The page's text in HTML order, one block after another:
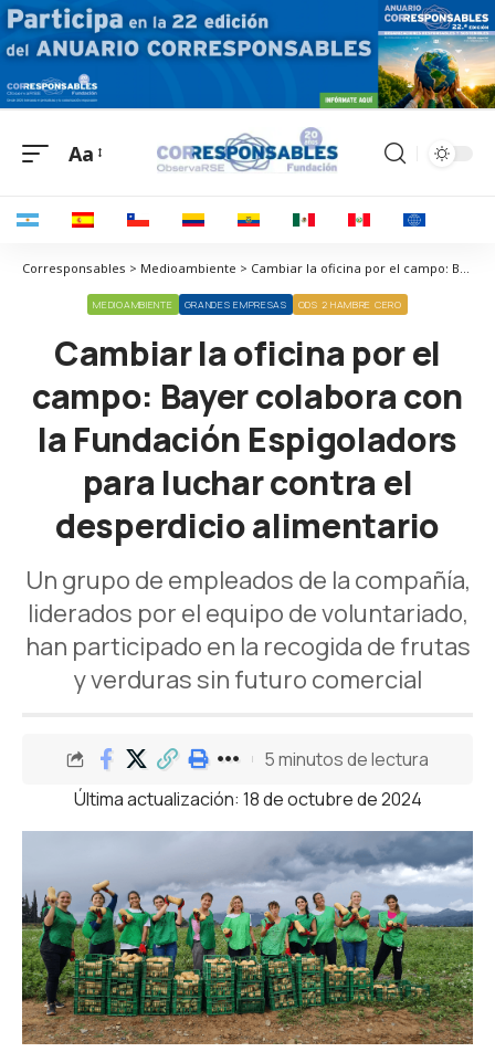
Aa
Corresponsables > Medioambiente > Cambiar la oficina por el campo: Bayer colabora con la Fundación Espigoladors para luchar contra el desperdicio alimentario
MEDIOAMBIENTE GRANDES EMPRESAS ODS 2 HAMBRE CERO
Cambiar la oficina por el
campo: Bayer colabora con
la Fundación Espigoladors
para luchar contra el
desperdicio alimentario
Un grupo de empleados de la compañía,
liderados por el equipo de voluntariado,
han participado en la recogida de frutas
y verduras sin futuro comercial
Última actualización: 18 de octubre de 2024
5 minutos de lectura